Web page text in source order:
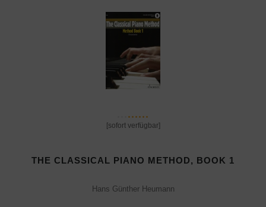
[sofort verfügbar]
THE CLASSICAL PIANO METHOD, BOOK 1
Hans Günther Heumann